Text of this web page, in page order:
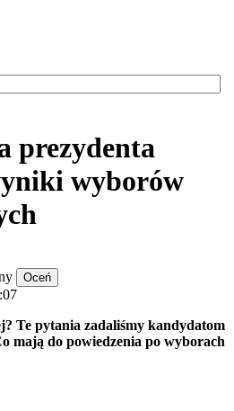
prezydenta
wyborów
Te pytania zadaliśmy kandydatom
mają do powiedzenia po wyborach